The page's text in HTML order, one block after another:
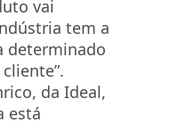
vai
tem a
determinado
da Ideal,
está